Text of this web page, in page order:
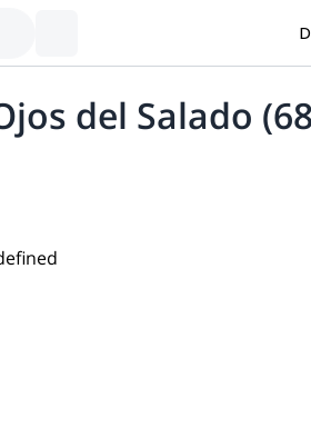
del Salado